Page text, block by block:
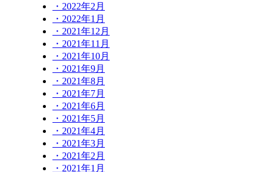
・2022年2月
・2022年1月
・2021年12月
・2021年11月
・2021年10月
・2021年9月
・2021年8月
・2021年7月
・2021年6月
・2021年5月
・2021年4月
・2021年3月
・2021年2月
・2021年1月